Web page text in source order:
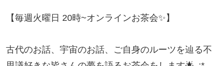
【毎週火曜日 20時~オンラインお茶会✨️】
古代のお話、宇宙のお話、ご自身のルーツを辿る不